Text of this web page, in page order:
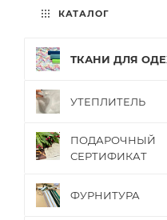
КАТАЛОГ
ТКАНИ ДЛЯ
УТЕПЛИТЕЛЬ
ПОДАРОЧНЫЙ
СЕРТИФИКАТ
ФУРНИТУРА